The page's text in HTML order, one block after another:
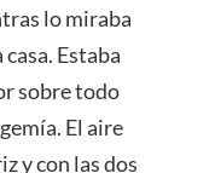
lo miraba
Estaba
sobre todo
El aire
y con las dos